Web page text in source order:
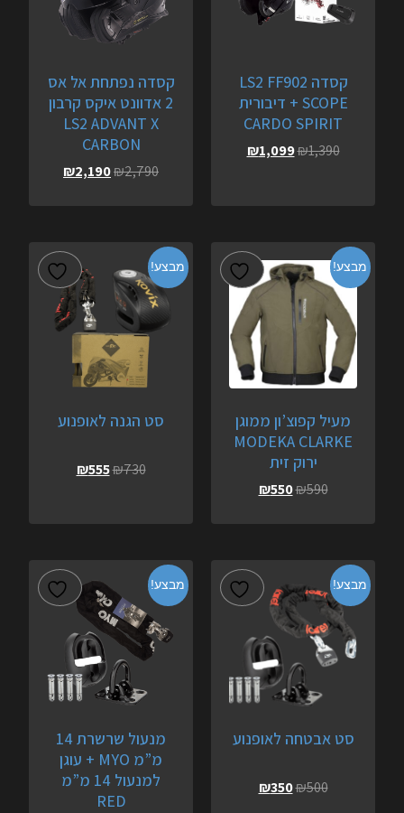
קסדה LS2 FF902
SCOPE + דיבורית
CARDO SPIRIT
₪1,390
₪1,099
קסדה נפתחת אל אס
2 אדוונט איקס קרבון
LS2 ADVANT X
CARBON
₪2,790
₪2,190
מבצע!
מעיל קפוצ’ון ממוגן
MODEKA CLARKE
ירוק זית
₪590
₪550
מבצע!
סט הגנה לאופנוע
₪730
₪555
מבצע!
סט אבטחה לאופנוע
₪500
₪350
מבצע!
מנעול שרשרת 14
מ”מ MYO + עוגן
למנעול 14 מ”מ
RED